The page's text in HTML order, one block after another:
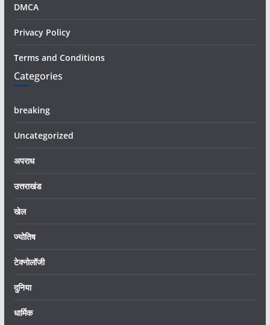
DMCA
Privacy Policy
Terms and Conditions
Categories
breaking
Uncategorized
अपराध
उत्तराखंड
खेल
ज्योतिष
टेक्नोलॉजी
दुनिया
धार्मिक